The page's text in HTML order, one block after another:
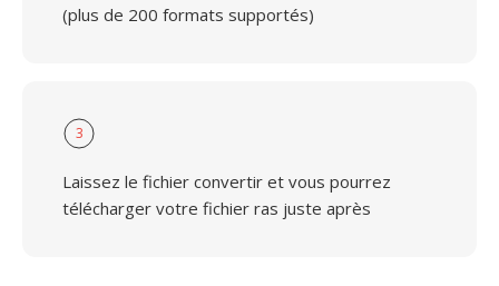
(plus de 200 formats supportés)
3
Laissez le fichier convertir et vous pourrez
télécharger votre fichier ras juste après